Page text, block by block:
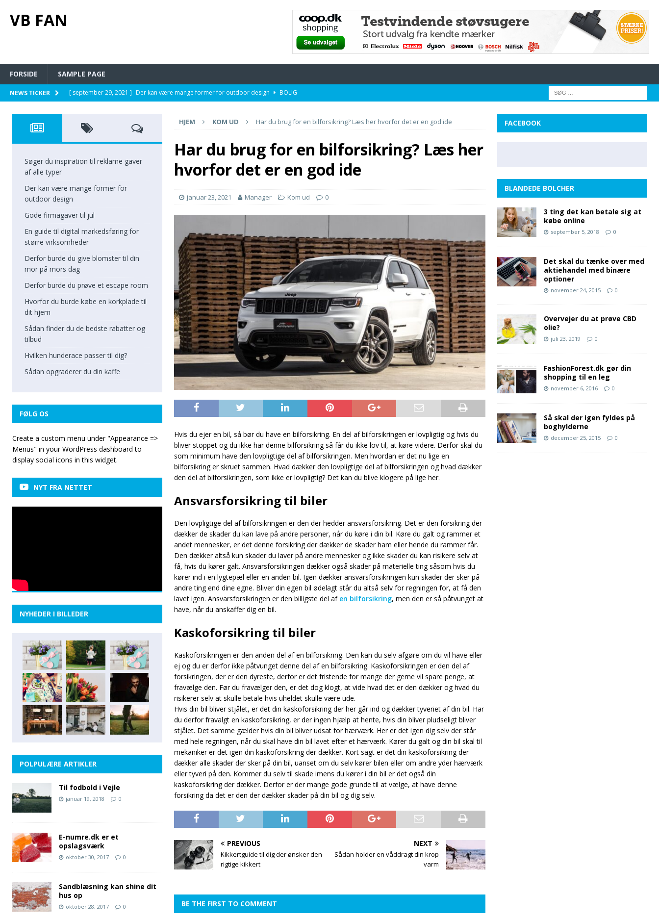
VB FAN
FORSIDE SAMPLE PAGE
NEWS TICKER [ september 29, 2021 ] Der kan være mange former for outdoor design
BOLIG
[ maj 23, 2021 ]
En guide til digital markedsføring for større virksomheder
PÅ NETTET
[ april 2, 2021 ] Derfor burde du give blomster til din mor på mors dag
DET SUNDE LIV
[ oktober 6, 2021 ] Søger du inspiration til reklame gaver af alle typer
HJEM KOM UD Har du brug for en bilforsikring? Læs her hvorfor det er en god ide
Har du brug for en bilforsikring? Læs her
hvorfor det er en god ide
januar 23, 2021 Manager Kom ud 0
Hvis du ejer en bil, så bør du have en bilforsikring. En del af bilforsikringen er lovpligtig og hvis du
bliver stoppet og du ikke har denne bilforsikring så får du ikke lov til, at køre videre. Derfor skal du
som minimum have den lovpligtige del af bilforsikringen. Men hvordan er det nu lige en
bilforsikring er skruet sammen. Hvad dækker den lovpligtige del af bilforsikringen og hvad dækker
den del af bilforsikringen, som ikke er lovpligtig? Det kan du blive klogere på lige her.
Ansvarsforsikring til biler
Den lovpligtige del af bilforsikringen er den der hedder ansvarsforsikring. Det er den forsikring der
dækker de skader du kan lave på andre personer, når du køre i din bil. Køre du galt og rammer et
andet mennesker, er det denne forsikring der dækker de skader ham eller hende du rammer får.
Den dækker altså kun skader du laver på andre mennesker og ikke skader du kan risikere selv at
få, hvis du kører galt. Ansvarsforsikringen dækker også skader på materielle ting såsom hvis du
kører ind i en lygtepæl eller en anden bil. Igen dækker ansvarsforsikringen kun skader der sker på
andre ting end dine egne. Bliver din egen bil ødelagt står du altså selv for regningen for, at få den
lavet igen. Ansvarsforsikringen er den billigste del af en bilforsikring, men den er så påtvunget at
have, når du anskaffer dig en bil.
Kaskoforsikring til biler
Kaskoforsikringen er den anden del af en bilforsikring. Den kan du selv afgøre om du vil have eller
ej og du er derfor ikke påtvunget denne del af en bilforsikring. Kaskoforsikringen er den del af
forsikringen, der er den dyreste, derfor er det fristende for mange der gerne vil spare penge, at
fravælge den. Før du fravælger den, er det dog klogt, at vide hvad det er den dækker og hvad du
risikerer selv at skulle betale hvis uheldet skulle være ude.
Hvis din bil bliver stjålet, er det din kaskoforsikring der her går ind og dækker tyveriet af din bil. Har
du derfor fravalgt en kaskoforsikring, er der ingen hjælp at hente, hvis din bliver pludseligt bliver
stjålet. Det samme gælder hvis din bil bliver udsat for hærværk. Her er det igen dig selv der står
med hele regningen, når du skal have din bil lavet efter et hærværk. Kører du galt og din bil skal til
mekaniker er det igen din kaskoforsikring der dækker. Kort sagt er det din kaskoforsikring der
dækker alle skader der sker på din bil, uanset om du selv kører bilen eller om andre yder hærværk
eller tyveri på den. Kommer du selv til skade imens du kører i din bil er det også din
kaskoforsikring der dækker. Derfor er der mange gode grunde til at vælge, at have denne
forsikring da det er den der dækker skader på din bil og dig selv.
PREVIOUS
Kikkertguide til dig der ønsker den
rigtige kikkert
NEXT
Sådan holder en våddragt din krop
varm
BE THE FIRST TO COMMENT
Søger du inspiration til reklame gaver
af alle typer
Der kan være mange former for
outdoor design
Gode firmagaver til jul
En guide til digital markedsføring for
større virksomheder
Derfor burde du give blomster til din
mor på mors dag
Derfor burde du prøve et escape room
Hvorfor du burde købe en korkplade til
dit hjem
Sådan finder du de bedste rabatter og
tilbud
Hvilken hunderace passer til dig?
Sådan opgraderer du din kaffe
FØLG OS
Create a custom menu under "Appearance =>
Menus" in your WordPress dashboard to
display social icons in this widget.
NYT FRA NETTET
NYHEDER I BILLEDER
POLPULÆRE ARTIKLER
Til fodbold i Vejle
januar 19, 2018 0
E-numre.dk er et
opslagsværk
oktober 30, 2017 0
Sandblæsning kan shine dit
hus op
oktober 28, 2017 0
FACEBOOK
BLANDEDE BOLCHER
3 ting det kan betale sig at
købe online
september 5, 2018 0
Det skal du tænke over med
aktiehandel med binære
optioner
november 24, 2015 0
Overvejer du at prøve CBD
olie?
juli 23, 2019 0
FashionForest.dk gør din
shopping til en leg
november 6, 2016 0
Så skal der igen fyldes på
boghylderne
december 25, 2015 0